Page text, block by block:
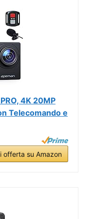
4K 20MP
Telecomando e
offerta su Amazon